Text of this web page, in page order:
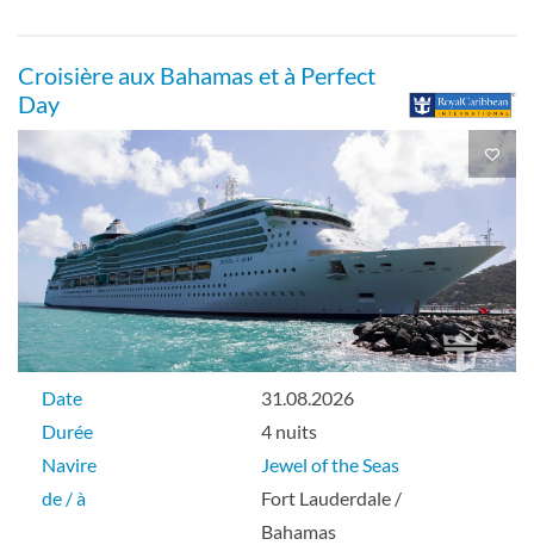
océan-[CO]
Pont 03
Extérieure
Grande Suite
Pont 10
Suite
Croisière aux Bahamas et à Perfect
Day
Date
31.08.2026
Durée
4 nuits
Navire
Jewel of the Seas
de / à
Fort Lauderdale /
Bahamas